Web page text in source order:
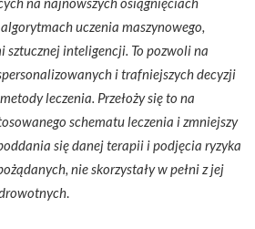
uczenia maszynowego,
sztucznej inteligencji. To pozwoli na
i trafniejszych decyzji
leczenia. Przełoży się to na
schematu leczenia i zmniejszy
się danej terapii i podjęcia ryzyka
nie skorzystały w pełni z jej